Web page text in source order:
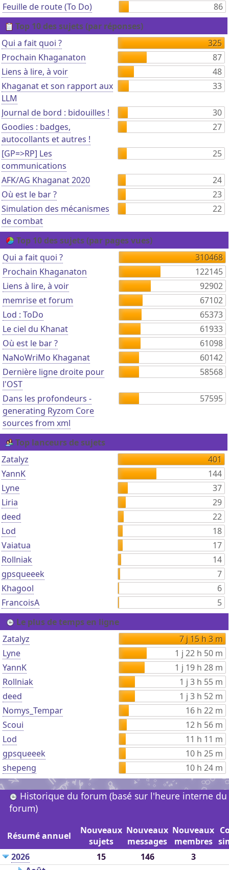
Feuille de route (To Do)
86
Top 10 des sujets (par réponses)
Qui a fait quoi ?
325
Prochain Khaganaton
87
Liens à lire, à voir
48
Khaganat et son rapport aux
LLM
33
Journal de bord : bidouilles !
30
Goodies : badges,
autocollants et autres !
27
[GP=>RP] Les
communications
25
AFK/AG Khaganat 2020
24
Où est le bar ?
23
Simulation des mécanismes
de combat
22
Top 10 des sujets (par pages vues)
Qui a fait quoi ?
310468
Prochain Khaganaton
122145
Liens à lire, à voir
92902
memrise et forum
67102
Lod : ToDo
65373
Le ciel du Khanat
61933
Où est le bar ?
61098
NaNoWriMo Khaganat
60142
Dernière ligne droite pour
l'OST
58568
Dans les profondeurs -
generating Ryzom Core
sources from xml
57595
Top lanceurs de sujets
Zatalyz
401
YannK
144
Lyne
37
Liria
29
deed
22
Lod
18
Vaiatua
17
Rollniak
14
gpsqueeek
7
Khagool
6
FrancoisA
5
Le plus de temps en ligne
Zatalyz
7 j 15 h 3 m
Lyne
1 j 22 h 50 m
YannK
1 j 19 h 28 m
Rollniak
1 j 3 h 55 m
deed
1 j 3 h 52 m
Nomys_Tempar
16 h 22 m
Scoui
12 h 56 m
Lod
11 h 11 m
gpsqueeek
10 h 25 m
shepeng
10 h 24 m
Historique du forum (basé sur l'heure interne du
forum)
Résumé annuel
Nouveaux
sujets
Nouveaux
messages
Nouveaux
membres
2026
15 146
3